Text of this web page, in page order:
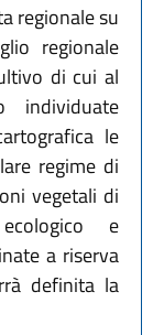
regionale su
regionale
di cui al
individuate
le
regime di
vegetali di
e
a riserva
definita la